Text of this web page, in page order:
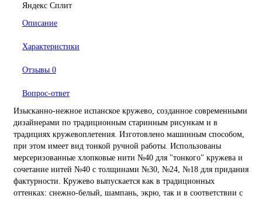
Яндекс Сплит
Описание
Характеристики
Отзывы 0
Вопрос-ответ
Изысканно-нежное испанское кружево, созданное современными
дизайнерами по традиционным старинным рисункам и в
традициях кружевоплетения. Изготовлено машинным способом,
при этом имеет вид тонкой ручной работы. Использованы
мерсеризованные хлопковые нити №40 для "тонкого" кружева и
сочетание нитей №40 с толщинами №30, №24, №18 для придания
фактурности. Кружево выпускается как в традиционных
оттенках: снежно-белый, шампань, экрю, так и в соответствии с